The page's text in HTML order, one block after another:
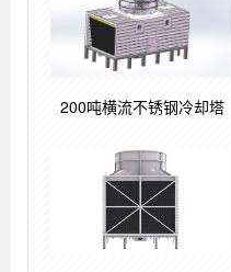
200吨横流不锈钢冷却塔